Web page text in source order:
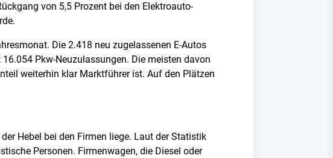
von 5,5 Prozent bei den Elektroauto-
Die 2.418 neu zugelassenen E-Autos
Pkw-Neuzulassungen. Die meisten davon
weiterhin klar Marktführer ist. Auf den Plätzen
Hebel bei den Firmen liege. Laut der Statistik
Personen. Firmenwagen, die Diesel oder